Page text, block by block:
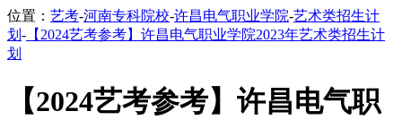
位置： 艺考-河南专科院校-许昌电气职业学院-艺术类招生计
划 - 【2024艺考参考】许昌电气职业学院2023年艺术类招生计
划
【2024艺考参考】许昌电气职